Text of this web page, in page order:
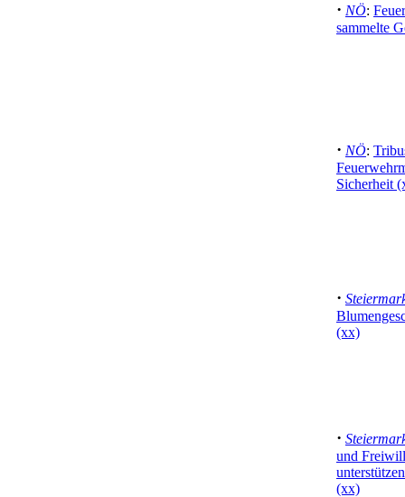
· NÖ:
sammelte
· NÖ:
Sicherheit
·
(xx)
·
und
(xx)